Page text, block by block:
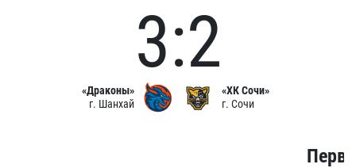
«Драконы»
г. Шанхай
3:2
«ХК Сочи»
г. Сочи